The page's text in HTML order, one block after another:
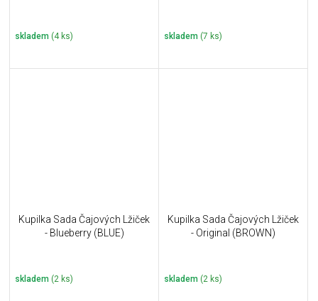
skladem (4 ks) skladem (7 ks)
Kupilka Sada Čajových Lžiček
- Blueberry (BLUE)
skladem (2 ks)
Kupilka Sada Čajových Lžiček
- Original (BROWN)
skladem (2 ks)